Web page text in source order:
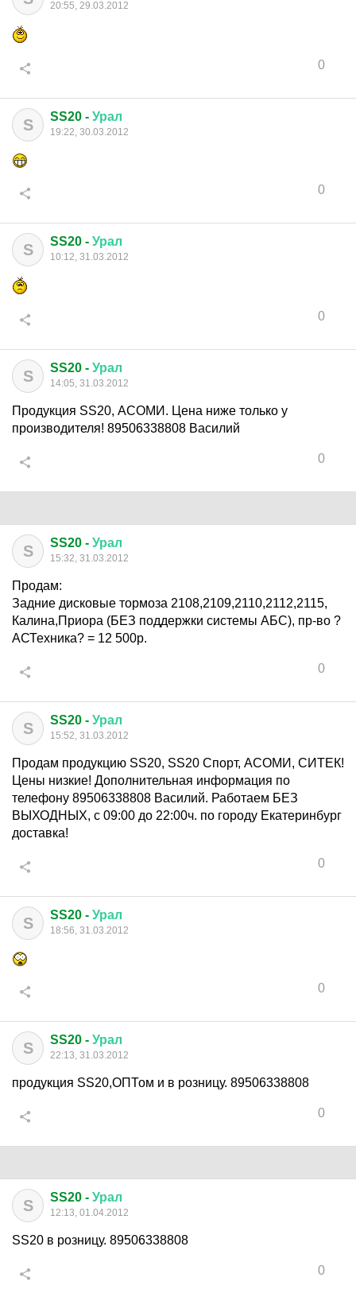
20:55, 29.03.2012
0
S SS20 - Урал
19:22, 30.03.2012
0
S SS20 - Урал
10:12, 31.03.2012
0
S SS20 - Урал
14:05, 31.03.2012
Продукция SS20, АСОМИ. Цена ниже только у
производителя! 89506338808 Василий
0
S SS20 - Урал
15:32, 31.03.2012
Продам:
Задние дисковые тормоза 2108,2109,2110,2112,2115,
Калина,Приора (БЕЗ поддержки системы АБС), пр-во ?
АСТехника? = 12 500р.
0
S SS20 - Урал
15:52, 31.03.2012
Продам продукцию SS20, SS20 Спорт, АСОМИ, СИТЕК!
Цены низкие! Дополнительная информация по
телефону 89506338808 Василий. Работаем БЕЗ
ВЫХОДНЫХ, с 09:00 до 22:00ч. по городу Екатеринбург
доставка!
0
S SS20 - Урал
18:56, 31.03.2012
0
S SS20 - Урал
22:13, 31.03.2012
продукция SS20,ОПТом и в розницу. 89506338808
0
S SS20 - Урал
12:13, 01.04.2012
SS20 в розницу. 89506338808
0